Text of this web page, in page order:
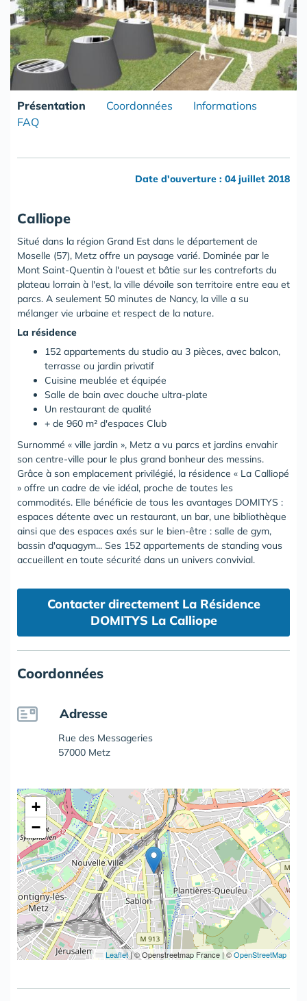
Présentation Coordonnées
Informations
FAQ
Date d'ouverture : 04 juillet 2018
Calliope
Situé dans la région Grand Est dans le département de
Moselle (57), Metz offre un paysage varié. Dominée par le
Mont Saint-Quentin à l'ouest et bâtie sur les contreforts du
plateau lorrain à l'est, la ville dévoile son territoire entre eau et
parcs. A seulement 50 minutes de Nancy, la ville a su
mélanger vie urbaine et respect de la nature.
La résidence
152 appartements du studio au 3 pièces, avec balcon,
terrasse ou jardin privatif
Cuisine meublée et équipée
Salle de bain avec douche ultra-plate
Un restaurant de qualité
+ de 960 m² d'espaces Club
Surnommé « ville jardin », Metz a vu parcs et jardins envahir
son centre-ville pour le plus grand bonheur des messins.
Grâce à son emplacement privilégié, la résidence « La Calliopé
» offre un cadre de vie idéal, proche de toutes les
commodités. Elle bénéficie de tous les avantages DOMITYS :
espaces détente avec un restaurant, un bar, une bibliothèque
ainsi que des espaces axés sur le bien-être : salle de gym,
bassin d'aquagym... Ses 152 appartements de standing vous
accueillent en toute sécurité dans un univers convivial.
Contacter directement La Résidence
DOMITYS La Calliope
Coordonnées
Adresse
Rue des Messageries
57000 Metz
+
−
Leaflet|© Openstreetmap France | ©OpenStreetMap